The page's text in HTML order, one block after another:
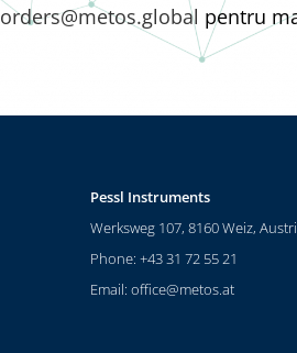
orders@metos.global pentru
Pessl Instruments
Werksweg 107, 8160 Weiz,
Phone: +43 31 72 55 21
Email:office@metos.at